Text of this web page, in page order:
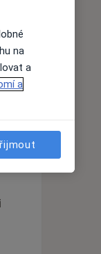
10 Srpen
na
a
a